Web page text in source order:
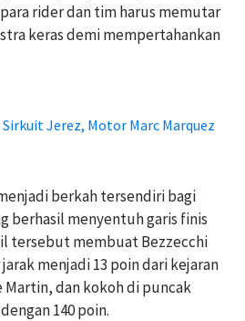
rider dan tim harus memutar
keras demi mempertahankan
Sirkuit Jerez, Motor Marc Marquez
berkah tersendiri bagi
berhasil menyentuh garis finis
tersebut membuat Bezzecchi
menjadi 13 poin dari kejaran
Martin, dan kokoh di puncak
140 poin.